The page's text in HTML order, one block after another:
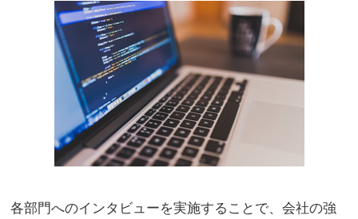
各部門へのインタビューを実施することで、会社の強